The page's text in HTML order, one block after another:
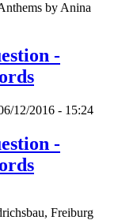
by Anina
-
12/2016 - 15:24
-
Freiburg